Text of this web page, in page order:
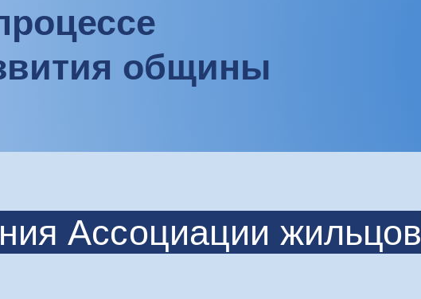
общины
Ассоциации жильцов